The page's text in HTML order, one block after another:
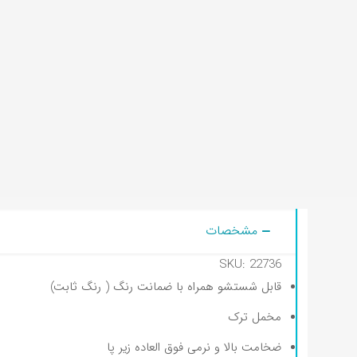
مشخصات
SKU: 22736
قابل شستشو همراه با ضمانت رنگ ( رنگ ثابت)
مخمل ترک
ضخامت بالا و نرمی فوق العاده زیر پا